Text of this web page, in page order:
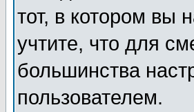
тот, в котором вы
учтите, что для
большинства
пользователем.